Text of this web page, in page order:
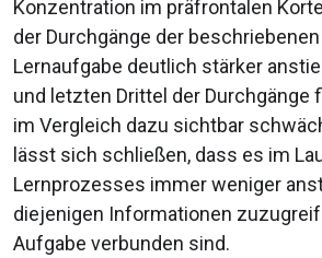
Konzentration im präfrontalen
der Durchgänge der
Lernaufgabe deutlich stärker
und letzten Drittel der Durchgänge
im Vergleich dazu sichtbar
lässt sich schließen, dass es im
Lernprozesses immer weniger
diejenigen Informationen
Aufgabe verbunden sind.